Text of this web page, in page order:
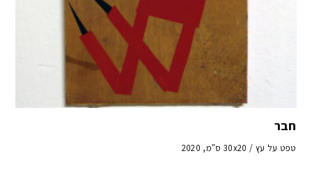
חבר
טפט על עץ / 30x20 ס"מ, 2020